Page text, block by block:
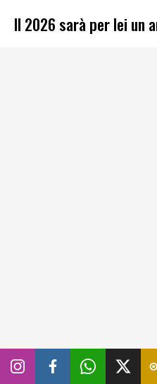
Il 2026 sarà per lei un